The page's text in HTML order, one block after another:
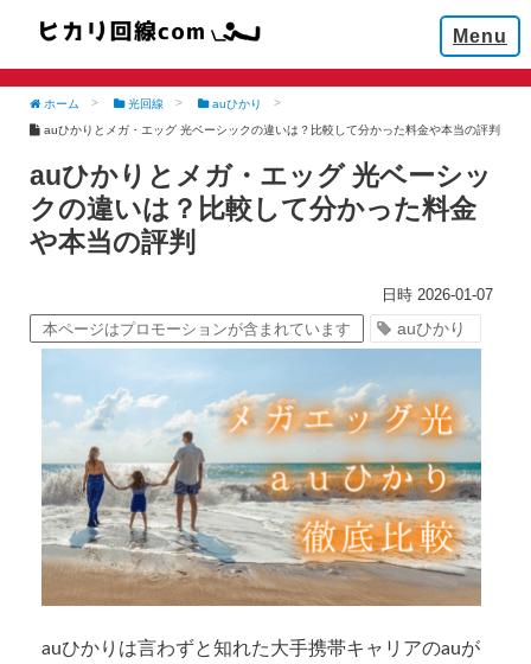
ホーム 光回線
auひかり
auひかりとメガ・エッグ 光ベーシックの違いは？比較して分かった料金や本当の評判
auひかりとメガ・エッグ 光ベーシッ
クの違いは？比較して分かった料金
や本当の評判
2026-01-07
本ページはプロモーションが含まれています
auひかり
auひかりは言わずと知れた大手携帯キャリアのauが
Menu